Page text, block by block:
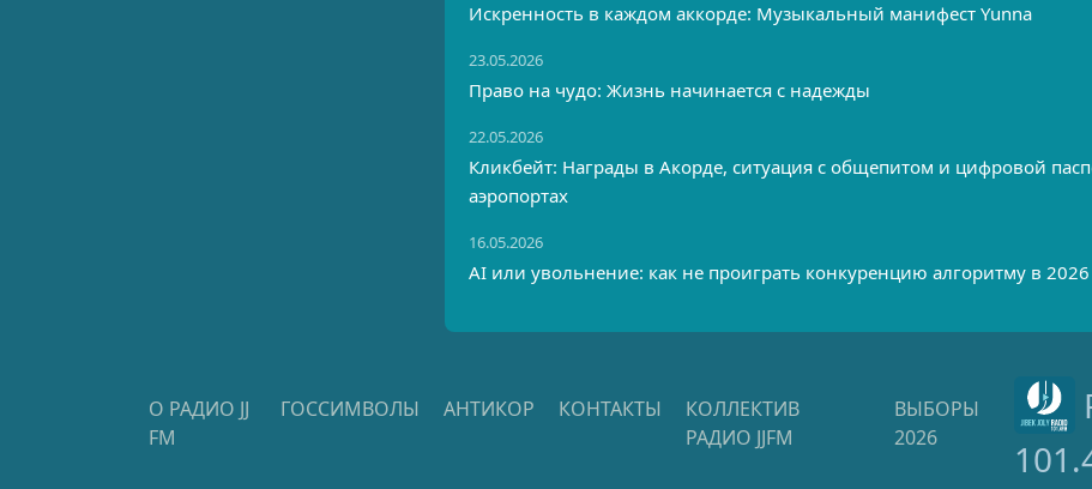
Искренность в каждом аккорде: Музыкальный манифест Yunna
23.05.2026
Право на чудо: Жизнь начинается с надежды
22.05.2026
Кликбейт: Награды в Акорде, ситуация с общепитом и цифровой
аэропортах
16.05.2026
AI или увольнение: как не проиграть конкуренцию алгоритму в 2026
О РАДИО JJ
FM
ГОССИМВОЛЫ АНТИКОР КОНТАКТЫ
КОЛЛЕКТИВ
РАДИО JJFM
ВЫБОРЫ
2026